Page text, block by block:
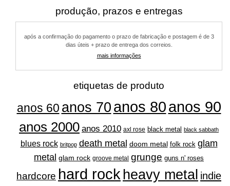
produção, prazos e entregas
após a confirmação do pagamento o prazo de fabricação e postagem é de 3
dias úteis + prazo de entrega dos correios.
mais informações
etiquetas de produto
anos 60 anos 70 anos 80anos 90
anos 2000 anos 2010 axl rose black metal black sabbath
blues rock britpop death metal doom metal folk rock glam
metal glam rock groove metal grunge guns n' roses
hardcore hard rock heavy metal indie